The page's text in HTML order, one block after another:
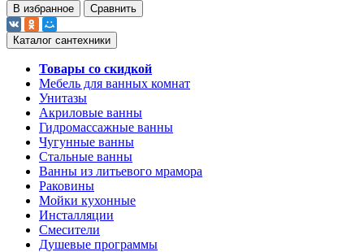
В избранное Сравнить
Каталог сантехники
Товары со скидкой
Мебель для ванных комнат
Унитазы
Акриловые ванны
Гидромассажные ванны
Чугунные ванны
Стальные ванны
Ванны из литьевого мрамора
Раковины
Мойки кухонные
Инсталляции
Смесители
Душевые программы